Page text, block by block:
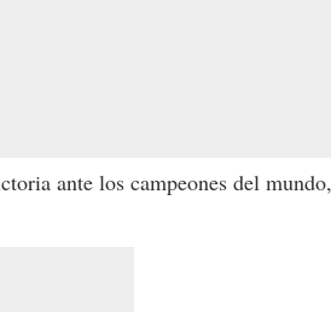
ante los campeones del mundo,